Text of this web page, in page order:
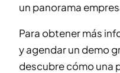
un panorama
Para obtener más
y agendar un demo
descubre cómo una